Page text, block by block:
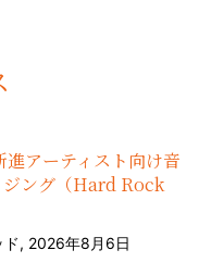
アーティスト向け音
ジング（Hard Rock
ド, 2026年8月6日